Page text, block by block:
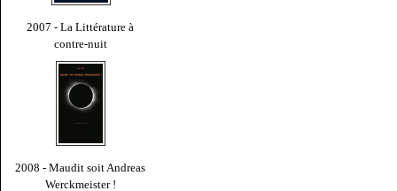
2007 - La Littérature à
contre-nuit
2008 - Maudit soit Andreas
Werckmeister !